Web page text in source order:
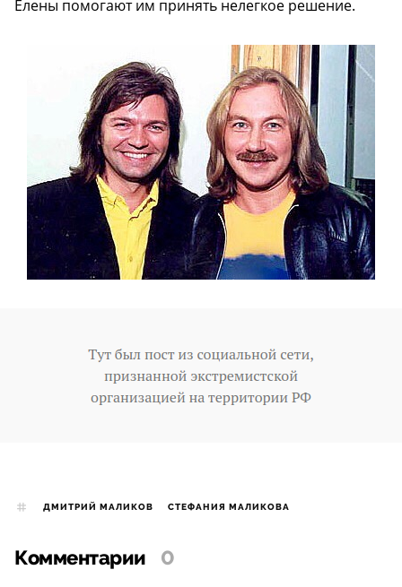
Елены помогают им принять нелегкое решение.
ДМИТРИЙ МАЛИКОВ СТЕФАНИЯ МАЛИКОВА
Комментарии 0